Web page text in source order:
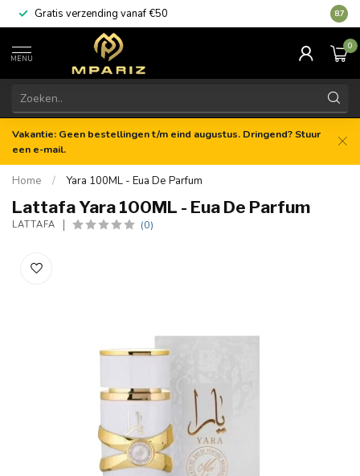
Gratis verzending vanaf €50 8.7
MENU
0
Vakantie: Geen bestellingen t/m eind augustus. Dringend? Stuur
een e-mail.
Home / Yara 100ML - Eua De Parfum
Lattafa Yara 100ML - Eua De Parfum
LATTAFA (0)